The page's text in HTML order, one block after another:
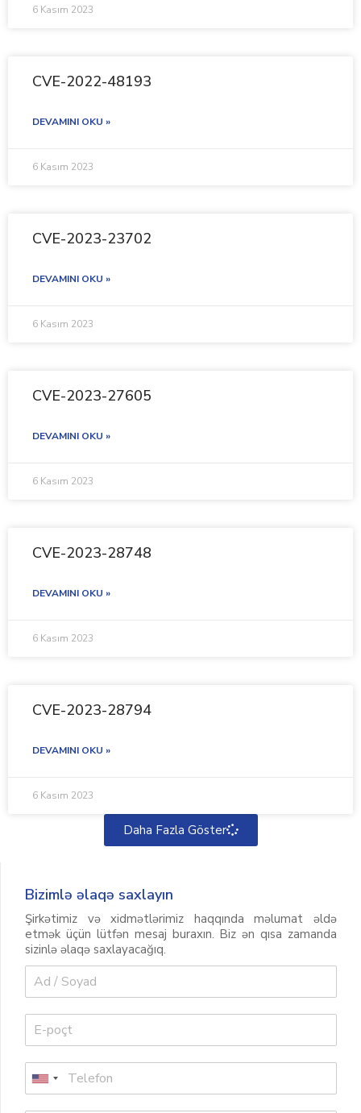
6 Kasım 2023
CVE-2022-48193
DEVAMINI OKU »
6 Kasım 2023
CVE-2023-23702
DEVAMINI OKU »
6 Kasım 2023
CVE-2023-27605
DEVAMINI OKU »
6 Kasım 2023
CVE-2023-28748
DEVAMINI OKU »
6 Kasım 2023
CVE-2023-28794
DEVAMINI OKU »
6 Kasım 2023
Daha Fazla Göster
Bizimlə əlaqə saxlayın
Şirkətimiz və xidmətlərimiz haqqında məlumat əldə
etmək üçün lütfən mesaj buraxın. Biz ən qısa zamanda
sizinlə əlaqə saxlayacağıq.